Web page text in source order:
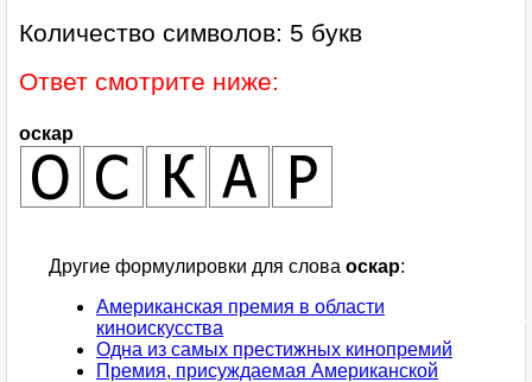
Количество символов: 5 букв
Ответ смотрите ниже:
оскар
Другие формулировки для слова оскар:
Американская премия в области
киноискусства
Одна из самых престижных кинопремий
Премия, присуждаемая Американской